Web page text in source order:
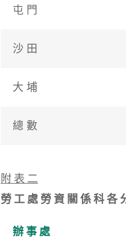
屯 門
沙 田
大 埔
總 數
附 表 二
勞 工 處 勞 資 關 係 科 各
辦 事 處